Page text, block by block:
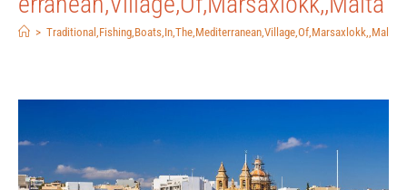
> Traditional,Fishing,Boats,In,The,Mediterranean,Village,Of,Marsaxlokk,,Malta